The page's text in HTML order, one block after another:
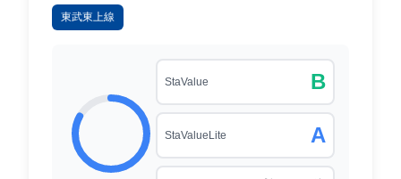
東武東上線
StaValue B
StaValueLite A